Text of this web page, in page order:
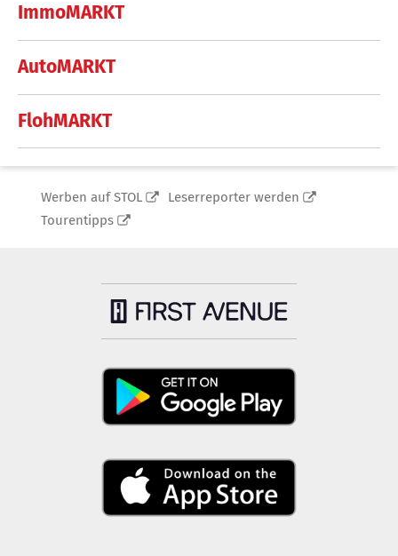
ImmoMARKT
AutoMARKT
FlohMARKT
Werben auf STOL
Leserreporter werden
Tourentipps